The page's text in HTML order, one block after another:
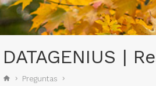
DATAGENIUS |
Preguntas